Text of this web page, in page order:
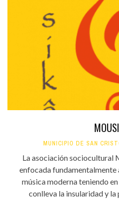
MUNICIPIO DE SAN
La asociación sociocultural
enfocada fundamentalmente
música moderna teniendo
conlleva la insularidad y